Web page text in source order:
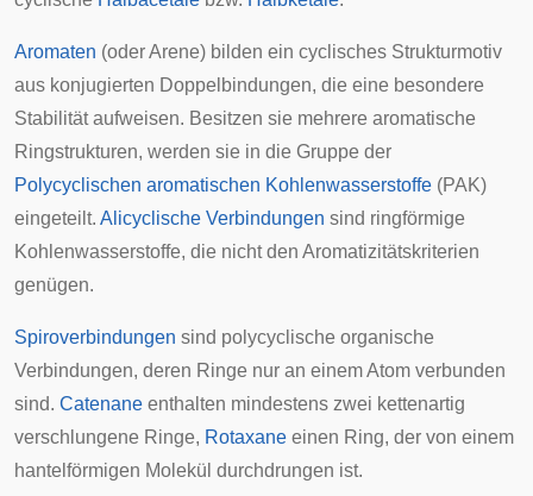
Aromaten (oder Arene) bilden ein cyclisches Strukturmotiv
aus konjugierten Doppelbindungen, die eine besondere
Stabilität aufweisen. Besitzen sie mehrere aromatische
Ringstrukturen, werden sie in die Gruppe der
Polycyclischen aromatischen Kohlenwasserstoffe (PAK)
eingeteilt. Alicyclische Verbindungen sind ringförmige
Kohlenwasserstoffe, die nicht den Aromatizitätskriterien
genügen.
Spiroverbindungen sind polycyclische organische
Verbindungen, deren Ringe nur an einem Atom verbunden
sind. Catenane enthalten mindestens zwei kettenartig
verschlungene Ringe, Rotaxane einen Ring, der von einem
hantelförmigen Molekül durchdrungen ist.